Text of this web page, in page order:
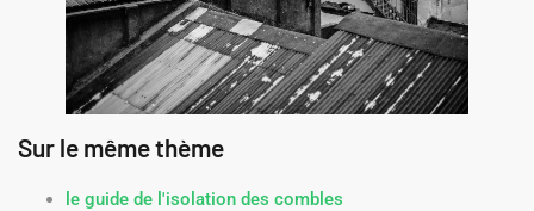
Sur le même thème
le guide de l'isolation des combles